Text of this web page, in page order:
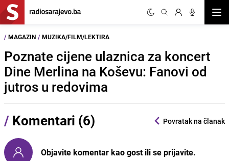
/ MAGAZIN / MUZIKA/FILM/LEKTIRA
Poznate cijene ulaznica za koncert
Dine Merlina na Koševu: Fanovi od
jutros u redovima
/ Komentari (6) Povratak na članak
Objavite komentar kao gost ili se prijavite.